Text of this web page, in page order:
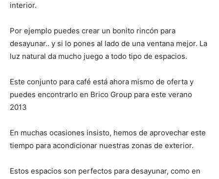
interior.
Por ejemplo puedes crear un bonito rincón para
desayunar.. y si lo pones al lado de una ventana mejor. La
luz natural da mucho juego a todo tipo de espacios.
Este conjunto para café está ahora mismo de oferta y
puedes encontrarlo en Brico Group para este verano
2013
En muchas ocasiones insisto, hemos de aprovechar este
tiempo para acondicionar nuestras zonas de exterior.
Estos espacios son perfectos para desayunar, como en